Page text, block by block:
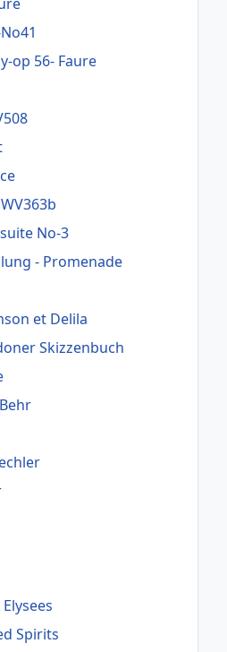
op 56- Faure
No-3
- Promenade
et Delila
Skizzenbuch
Spirits